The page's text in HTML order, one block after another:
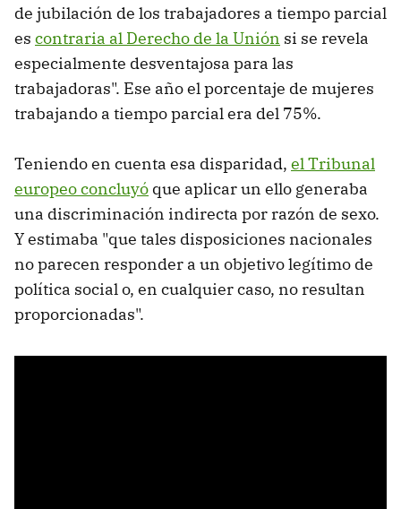
de jubilación de los trabajadores a tiempo parcial
es contraria al Derecho de la Unión si se revela
especialmente desventajosa para las
trabajadoras". Ese año el porcentaje de mujeres
trabajando a tiempo parcial era del 75%.
Teniendo en cuenta esa disparidad, el Tribunal
europeo concluyó que aplicar un ello generaba
una discriminación indirecta por razón de sexo.
Y estimaba "que tales disposiciones nacionales
no parecen responder a un objetivo legítimo de
política social o, en cualquier caso, no resultan
proporcionadas".